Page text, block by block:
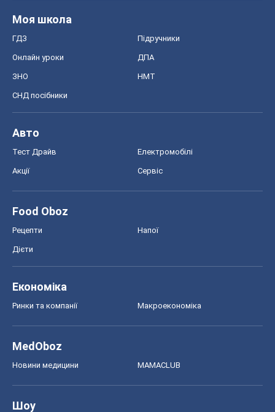
Моя школа
ГДЗ Підручники
Онлайн уроки ДПА
ЗНО НМТ
СНД посібники
Авто
Тест Драйв Електромобілі
Акції Сервіс
Food Oboz
Рецепти Напої
Дієти
Економіка
Ринки та компанії Макроекономіка
MedOboz
Новини медицини MAMACLUB
Шоу